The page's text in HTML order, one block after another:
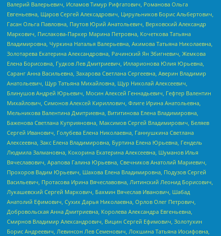
Валерий Валерьевич, Исламов Тимур Рифгатович, Романова Ольга
Евгеньевна, Щаров Сергей Алексадрович, Цирульников Борис Альбертович,
Гасан Ольга Павловна, Паутов Юрий Анатольевич, Верховский Александр
Маркович, Пислакова-Паркер Марина Петровна, Кочеткова Татьяна
Владимировна, Чуркина Наталья Валерьевна, Акимова Татьяна Николаевна,
Золотарева Екатерина Александровна, Рачинский Ян Збигневич, Жемкова
Елена Борисовна, Гудков Лев Дмитриевич, Илларионова Юлия Юрьевна,
Саранг Анна Васильевна, Захарова Светлана Сергеевна, Аверин Владимир
Анатольевич, Щур Татьяна Михайловна, Щур Николай Алексеевич,
Блинушов Андрей Юрьевич, Мосин Алексей Геннадьевич, Гефтер Валентин
Михайлович, Симонов Алексей Кириллович, Флиге Ирина Анатольевна,
Мельникова Валентина Дмитриевна, Вититинова Елена Владимировна,
Баженова Светлана Куприяновна, Максимов Сергей Владимирович, Беляев
Сергей Иванович, Голубева Елена Николаевна, Ганнушкина Светлана
Алексеевна, Закс Елена Владимировна, Буртина Елена Юрьевна, Гендель
Людмила Залмановна, Кокорина Екатерина Алексеевна, Шуманов Илья
Вячеславович, Арапова Галина Юрьевна, Свечников Анатолий Мариевич,
Прохоров Вадим Юрьевич, Шахова Елена Владимировна, Подузов Сергей
Васильевич, Протасова Ирина Вячеславовна, Литинский Леонид Борисович,
Лукашевский Сергей Маркович, Бахмин Вячеслав Иванович, Шабад
Анатолий Ефимович, Сухих Дарья Николаевна, Орлов Олег Петрович,
Добровольская Анна Дмитриевна, Королева Александра Евгеньевна,
Смирнов Владимир Александрович, Вицин Сергей Ефимович, Золотухин
Борис Андреевич, Левинсон Лев Семенович, Локшина Татьяна Иосифовна,